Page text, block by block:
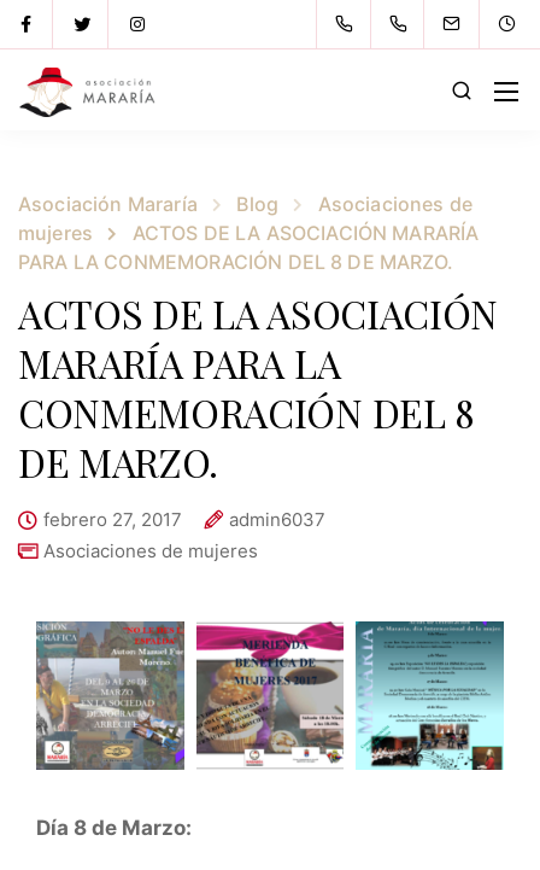
Asociación Mararía Blog
Asociaciones de
mujeres
ACTOS DE LA ASOCIACIÓN MARARÍA
PARA LA CONMEMORACIÓN DEL 8 DE MARZO.
ACTOS DE LA ASOCIACIÓN
MARARÍA PARA LA
CONMEMORACIÓN DEL 8
DE MARZO.
febrero 27, 2017
admin6037
Asociaciones de mujeres
Día 8 de Marzo: